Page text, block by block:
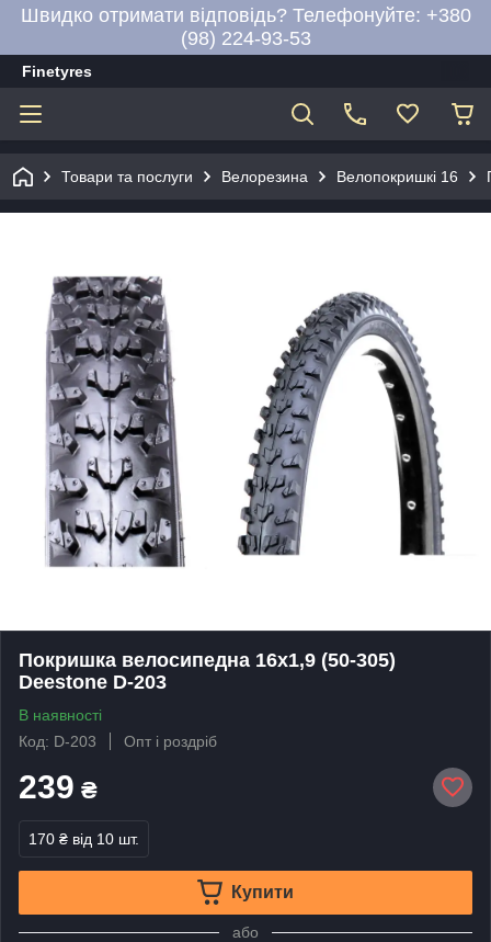
Швидко отримати відповідь? Телефонуйте: +380
(98) 224-93-53
Finetyres
Товари та послуги Велорезина Велопокришкі 16
Покришка велосипедна 16х1,9 (50-305)
Deestone D-203
В наявності
Код: D-203
Опт і роздріб
239 ₴
170 ₴ від 10 шт.
Купити
або